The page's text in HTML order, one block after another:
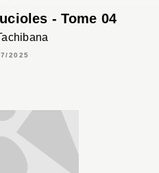
- Tome 04
2025